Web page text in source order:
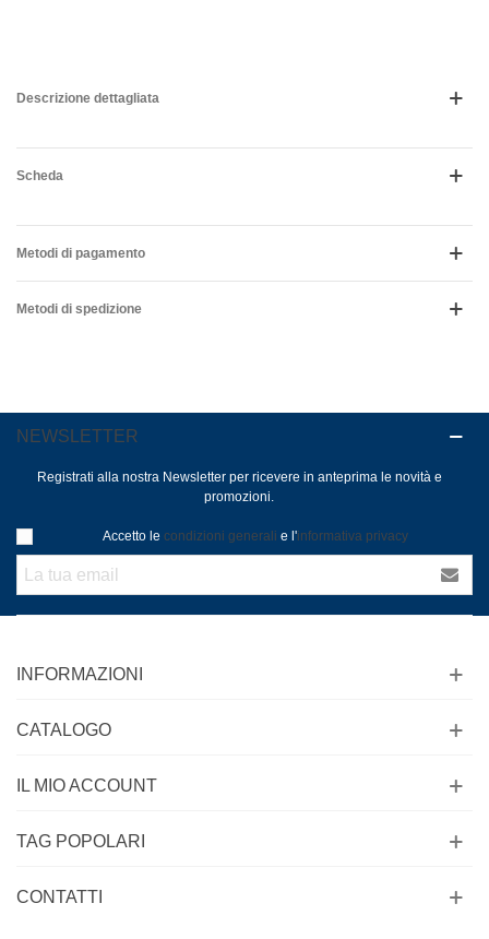
Descrizione dettagliata
Scheda
Metodi di pagamento
Metodi di spedizione
NEWSLETTER
Registrati alla nostra Newsletter per ricevere in anteprima le novità e
promozioni.
Accetto le condizioni generali e l'informativa privacy
INFORMAZIONI
CATALOGO
IL MIO ACCOUNT
TAG POPOLARI
CONTATTI